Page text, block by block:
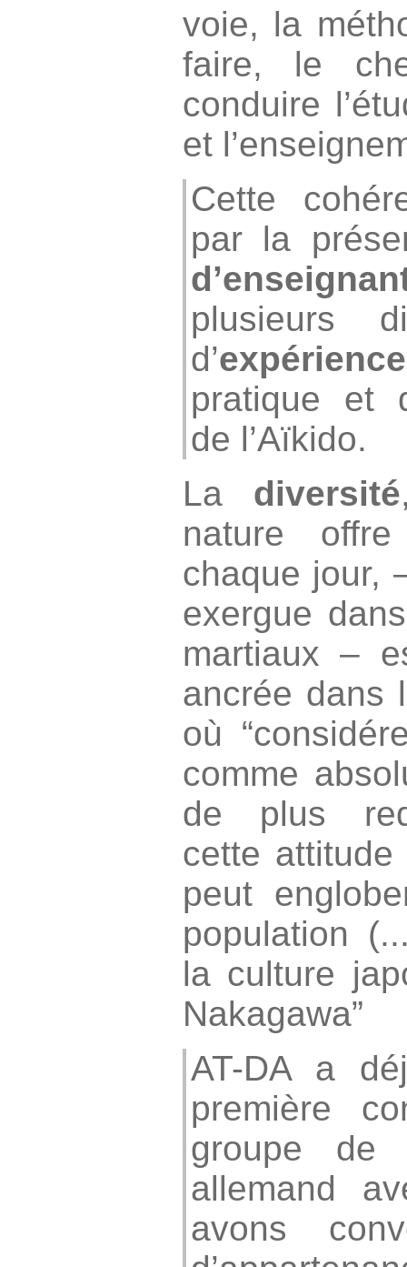
voie, la
faire, le
conduire
et
Cette
par la
plusieurs
d’
pratique et
de l’Aïkido.
La diversité
nature
chaque jour,
exergue
martiaux –
ancrée dans
où
comme
de plus
cette attitude
peut
population
la culture
Nakagawa”
AT-DA a
première
groupe de
allemand
avons